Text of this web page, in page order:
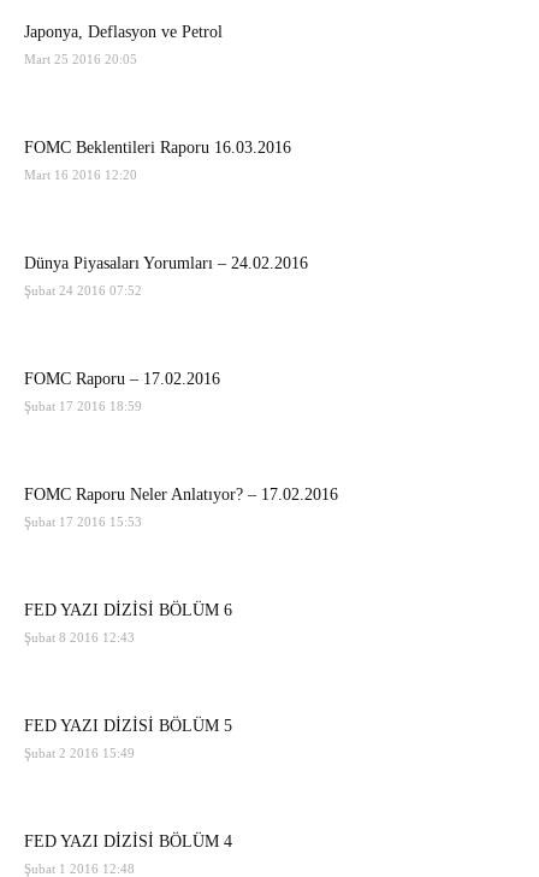
Japonya, Deflasyon ve Petrol
Mart 25 2016 20:05
FOMC Beklentileri Raporu 16.03.2016
Mart 16 2016 12:20
Dünya Piyasaları Yorumları – 24.02.2016
Şubat 24 2016 07:52
FOMC Raporu – 17.02.2016
Şubat 17 2016 18:59
FOMC Raporu Neler Anlatıyor? – 17.02.2016
Şubat 17 2016 15:53
FED YAZI DİZİSİ BÖLÜM 6
Şubat 8 2016 12:43
FED YAZI DİZİSİ BÖLÜM 5
Şubat 2 2016 15:49
FED YAZI DİZİSİ BÖLÜM 4
Şubat 1 2016 12:48